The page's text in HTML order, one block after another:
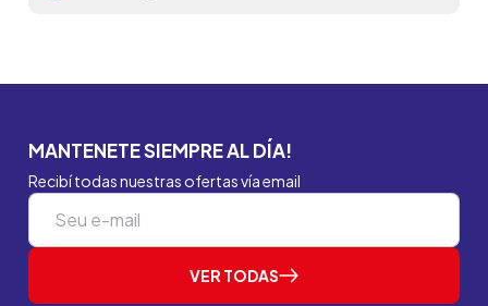
MANTENETE SIEMPRE AL DÍA!
Recibí todas nuestras ofertas vía email
VER TODAS